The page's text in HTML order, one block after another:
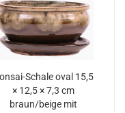
Schale oval 15,5
× 12,5 × 7,3 cm
braun/beige mit